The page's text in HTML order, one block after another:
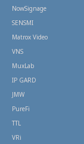
NowSignage
SENSMI
Matrox Video
VNS
MuxLab
IP GARD
JMW
PureFi
TTL
VRi